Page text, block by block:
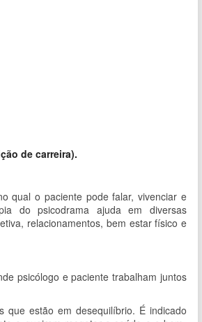
de carreira).
qual o paciente pode falar, vivenciar e
do psicodrama ajuda em diversas
relacionamentos, bem estar físico e
psicólogo e paciente trabalham juntos
que estão em desequilíbrio. É indicado